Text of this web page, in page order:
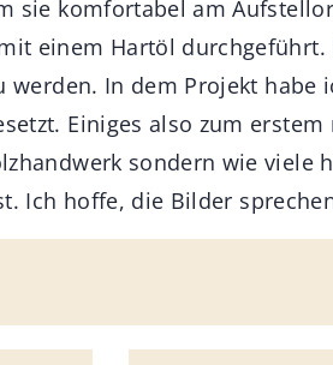
sie komfortabel am
einem Hartöl durchgeführt.
werden. In dem Projekt habe
Einiges also zum
sondern wie viele
Ich hoffe, die Bilder